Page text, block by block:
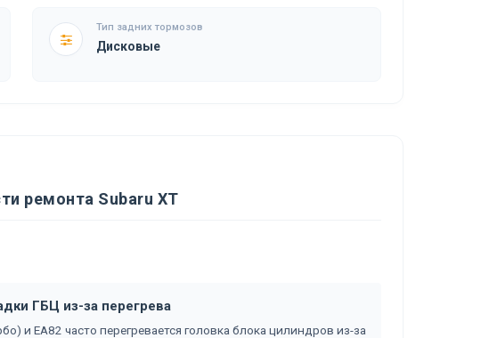
Тип задних тормозов
Дисковые
ремонта Subaru XT
ГБЦ из-за перегрева
и EA82 часто перегревается головка блока цилиндров из-за